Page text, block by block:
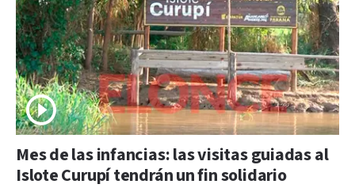
Mes de las infancias: las visitas guiadas al
Islote Curupí tendrán un fin solidario